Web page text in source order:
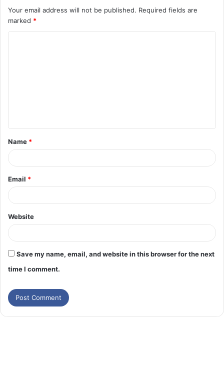
Your email address will not be published. Required fields are
marked *
Name *
Email *
Website
Save my name, email, and website in this browser for the next
time I comment.